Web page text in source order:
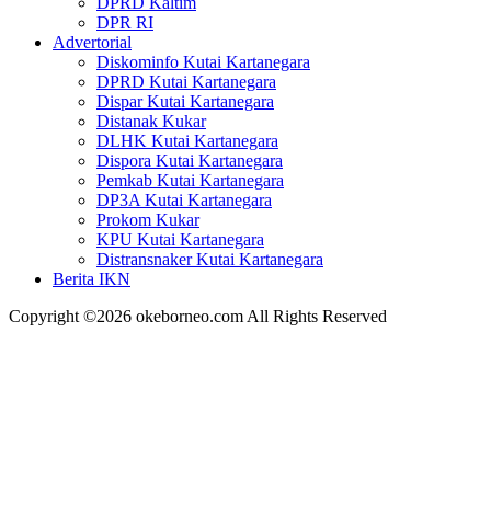
DPR RI
Advertorial
Diskominfo Kutai Kartanegara
DPRD Kutai Kartanegara
Dispar Kutai Kartanegara
Distanak Kukar
DLHK Kutai Kartanegara
Dispora Kutai Kartanegara
Pemkab Kutai Kartanegara
DP3A Kutai Kartanegara
Prokom Kukar
KPU Kutai Kartanegara
Distransnaker Kutai Kartanegara
Berita IKN
Copyright ©2026 okeborneo.com All Rights Reserved